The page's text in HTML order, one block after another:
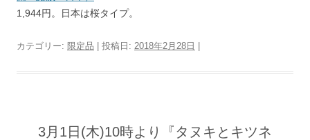
1,944円。日本は桜タイプ。
カテゴリー: 限定品 | 投稿日: 2018年2月28日
3月1日(木)10時より『タヌキとキツネ